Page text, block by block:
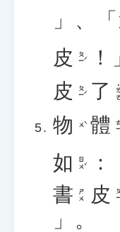
」、「
皮 ㄆㄧˊ
皮 ㄆㄧˊ 了 ˙
物
ㄨˋ 體 ㄊ
如 ㄖㄨˊ ：
書 ㄕㄨ 皮 ㄆ
」。